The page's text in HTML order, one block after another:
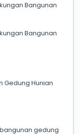
Bangunan
Bangunan
Gedung Hunian
gedung